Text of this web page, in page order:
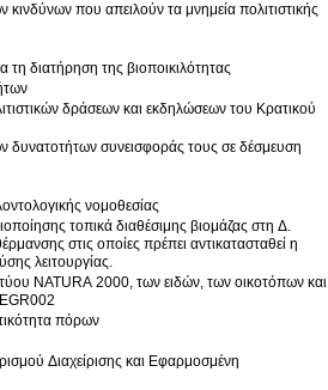
που απειλούν τα μνημεία πολιτιστικής
διατήρηση της βιοποικιλότητας
δράσεων και εκδηλώσεων του Κρατικού
δυνατοτήτων συνεισφοράς τους σε δέσμευση
επιβολής της περιβαλλοντολογικής νομοθεσίας
τοπικά διαθέσιμης βιομάζας στη Δ.
στις οποίες πρέπει αντικατασταθεί η
λειτουργίας.
NATURA 2000, των ειδών, των οικοτόπων και
πόρων
Διαχείρισης και Εφαρμοσμένη